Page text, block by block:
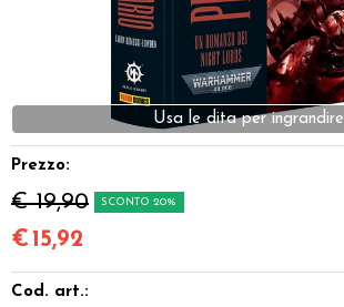
Giocattoli e Gadget
Offerte del Dragone
Usa le dita per ingrandire
Prezzo:
€ 19,90 SCONTO 20%
€ 15,92
Cod. art.: